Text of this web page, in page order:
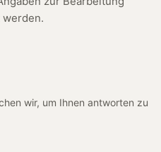
wir, um Ihnen antworten zu